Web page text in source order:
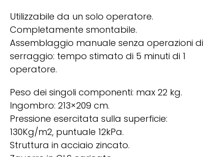
Utilizzabile da un solo operatore.
Completamente smontabile.
Assemblaggio manuale senza operazioni di
serraggio: tempo stimato di 5 minuti di 1
operatore.
Peso dei singoli componenti: max 22 kg.
Ingombro: 213×209 cm.
Pressione esercitata sulla superficie:
130Kg/m2, puntuale 12kPa.
Struttura in acciaio zincato.